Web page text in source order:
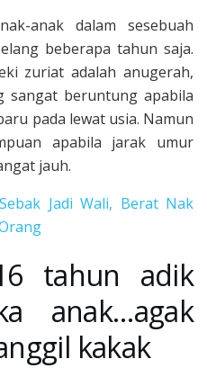
anak dalam sesebuah
beberapa tahun saja.
zuriat adalah anugerah,
sangat beruntung apabila
pada lewat usia. Namun
apabila jarak umur
jauh.
Jadi Wali, Berat Nak
tahun adik
anak…agak
kakak